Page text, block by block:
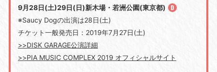
9月28日(土)29日(日)新木場・若洲公園(東京都)
※Saucy Dogの出演は28日(土)
チケット一般発売日：2019年7月27日(土)
>>DISK GARAGE公演詳細
>>PIA MUSIC COMPLEX 2019 オフィシャルサイト